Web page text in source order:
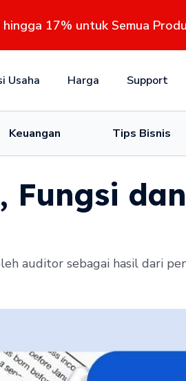
17% untuk Semua
Usaha Harga Support
Keuangan Tips Bisnis
Fungsi
auditor sebagai hasil dari